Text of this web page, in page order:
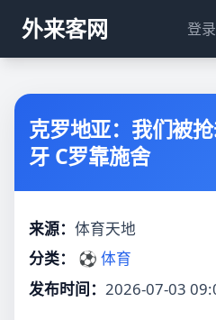
外来客网 登录
克罗地亚：我们被
牙 C罗靠施舍
来源： 体育天地
分类：
⚽ 体育
发布时间： 2026-07-03